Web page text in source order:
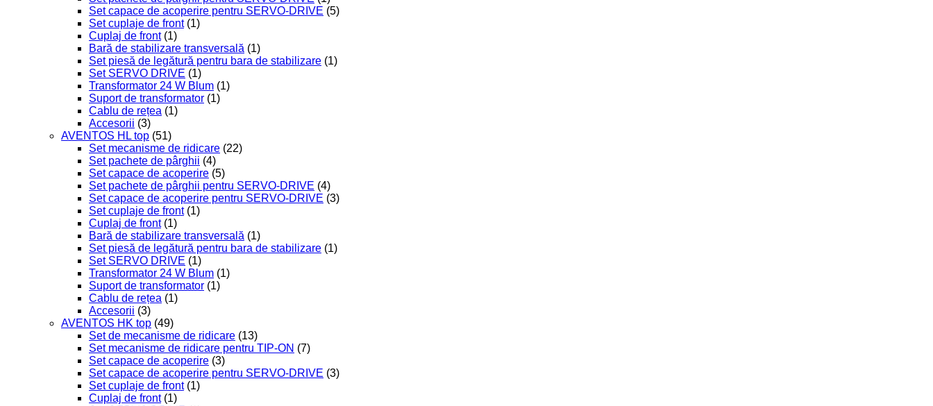
Set capace de acoperire pentru SERVO-DRIVE (5)
Set cuplaje de front (1)
Cuplaj de front (1)
Bară de stabilizare transversală (1)
Set piesă de legătură pentru bara de stabilizare (1)
Set SERVO DRIVE (1)
Transformator 24 W Blum (1)
Suport de transformator (1)
Cablu de rețea (1)
Accesorii (3)
AVENTOS HL top (51)
Set mecanisme de ridicare (22)
Set pachete de pârghii (4)
Set capace de acoperire (5)
Set pachete de pârghii pentru SERVO-DRIVE (4)
Set capace de acoperire pentru SERVO-DRIVE (3)
Set cuplaje de front (1)
Cuplaj de front (1)
Bară de stabilizare transversală (1)
Set piesă de legătură pentru bara de stabilizare (1)
Set SERVO DRIVE (1)
Transformator 24 W Blum (1)
Suport de transformator (1)
Cablu de rețea (1)
Accesorii (3)
AVENTOS HK top (49)
Set de mecanisme de ridicare (13)
Set mecanisme de ridicare pentru TIP-ON (7)
Set capace de acoperire (3)
Set capace de acoperire pentru SERVO-DRIVE (3)
Set cuplaje de front (1)
Cuplaj de front (1)